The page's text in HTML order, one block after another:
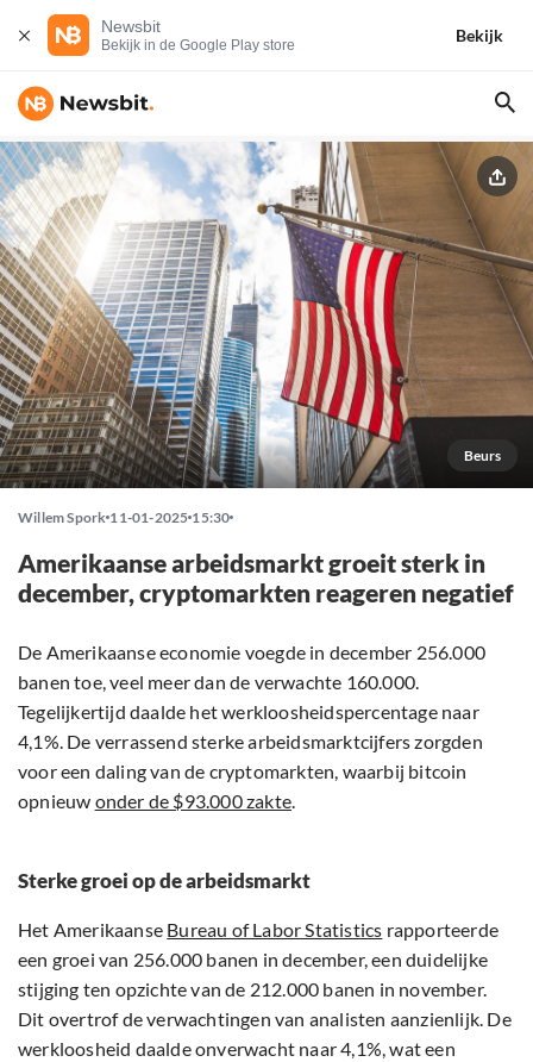
Newsbit
Bekijk in de Google Play store
Bekijk
Beurs
Willem Spork 11-01-2025 15:30
Amerikaanse arbeidsmarkt groeit sterk in
december, cryptomarkten reageren negatief
De Amerikaanse economie voegde in december 256.000
banen toe, veel meer dan de verwachte 160.000.
Tegelijkertijd daalde het werkloosheidspercentage naar
4,1%. De verrassend sterke arbeidsmarktcijfers zorgden
voor een daling van de cryptomarkten, waarbij bitcoin
opnieuw onder de $93.000 zakte.
Sterke groei op de arbeidsmarkt
Het Amerikaanse Bureau of Labor Statistics rapporteerde
een groei van 256.000 banen in december, een duidelijke
stijging ten opzichte van de 212.000 banen in november.
Dit overtrof de verwachtingen van analisten aanzienlijk. De
werkloosheid daalde onverwacht naar 4,1%, wat een